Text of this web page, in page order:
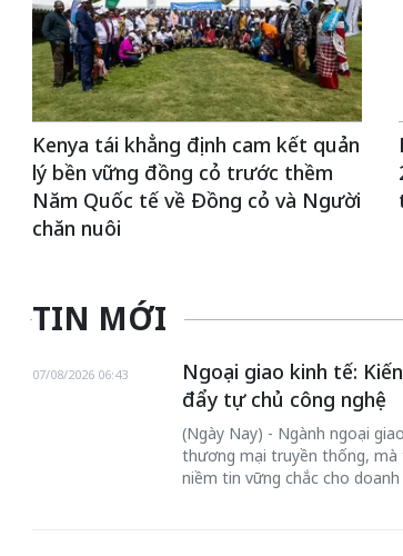
Kenya tái khẳng định cam kết quản
lý bền vững đồng cỏ trước thềm
Năm Quốc tế về Đồng cỏ và Người
chăn nuôi
TIN MỚI
Ngoại giao kinh tế:
đẩy tự chủ công nghệ
07/08/2026 06:43
(Ngày Nay) - Ngành ngoại
thương mại truyền thống,
niềm tin vững chắc cho